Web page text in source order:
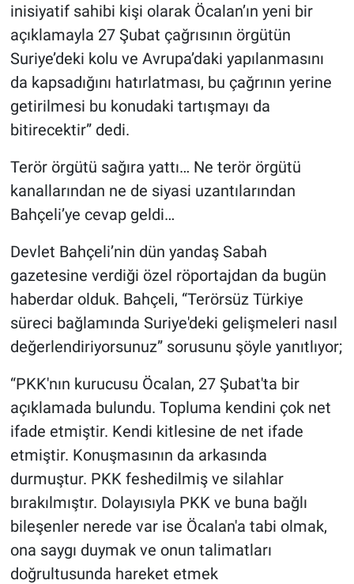
inisiyatif sahibi kişi olarak Öcalan’ın yeni bir
açıklamayla 27 Şubat çağrısının örgütün
Suriye’deki kolu ve Avrupa’daki yapılanmasını
da kapsadığını hatırlatması, bu çağrının yerine
getirilmesi bu konudaki tartışmayı da
bitirecektir” dedi.
Terör örgütü sağıra yattı… Ne terör örgütü
kanallarından ne de siyasi uzantılarından
Bahçeli’ye cevap geldi…
Devlet Bahçeli’nin dün yandaş Sabah
gazetesine verdiği özel röportajdan da bugün
haberdar olduk. Bahçeli, “Terörsüz Türkiye
süreci bağlamında Suriye'deki gelişmeleri nasıl
değerlendiriyorsunuz” sorusunu şöyle yanıtlıyor;
“PKK'nın kurucusu Öcalan, 27 Şubat'ta bir
açıklamada bulundu. Topluma kendini çok net
ifade etmiştir. Kendi kitlesine de net ifade
etmiştir. Konuşmasının da arkasında
durmuştur. PKK feshedilmiş ve silahlar
bırakılmıştır. Dolayısıyla PKK ve buna bağlı
bileşenler nerede var ise Öcalan'a tabi olmak,
ona saygı duymak ve onun talimatları
doğrultusunda hareket etmek